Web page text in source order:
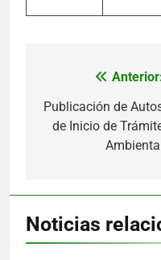
Navegación
de
entradas
Publicación de
de Inicio de
Noticias